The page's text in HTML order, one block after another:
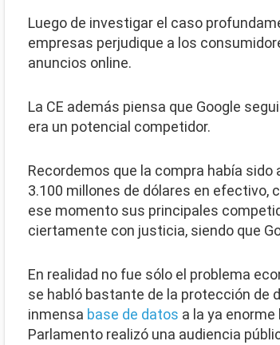
Luego de investigar el caso
empresas perjudique a los
anuncios online.
La CE además piensa que Google
era un potencial competidor.
Recordemos que la compra había
3.100 millones de dólares en efectivo,
ese momento sus principales
ciertamente con justicia, siendo que
En realidad no fue sólo el problema
se habló bastante de la protección de
inmensa base de datos a la ya enorme
Parlamento realizó una audiencia